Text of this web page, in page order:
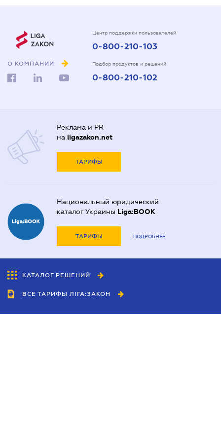
О КОМПАНИИ
Центр поддержки пользователей
0-800-210-103
Подбор продуктов и решений
0-800-210-102
Реклама и PR
на ligazakon.net
ТАРИФЫ
Национальный юридический
каталог Украины Liga:BOOK
ТАРИФЫ ПОДРОБНЕЕ
КАТАЛОГ РЕШЕНИЙ
ВСЕ ТАРИФЫ ЛІГА:ЗАКОН